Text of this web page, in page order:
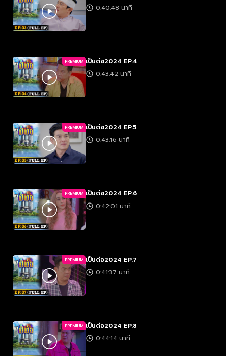
0:40:48 นาที
PREMIUM เป็นต่อ2024 EP.4
0:43:42 นาที
PREMIUM เป็นต่อ2024 EP.5
0:43:16 นาที
PREMIUM เป็นต่อ2024 EP.6
0:42:01 นาที
PREMIUM เป็นต่อ2024 EP.7
0:41:37 นาที
PREMIUM เป็นต่อ2024 EP.8
0:44:14 นาที